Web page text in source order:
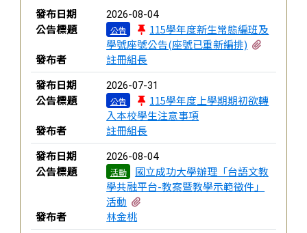
新聞列表
發布日期 2026-08-04
公告標題 公告
115學年度新生常態編班及
學號座號公告(座號已重新編排)
發布者
註冊組長
發布日期
2026-07-31
公告標題 公告
115學年度上學期期初欲轉
入本校學生注意事項
發布者
註冊組長
發布日期
2026-08-04
公告標題 活動
國立成功大學辦理「台語文教
學共融平台-教案暨教學示範徵件」
活動
發布者
林金桃